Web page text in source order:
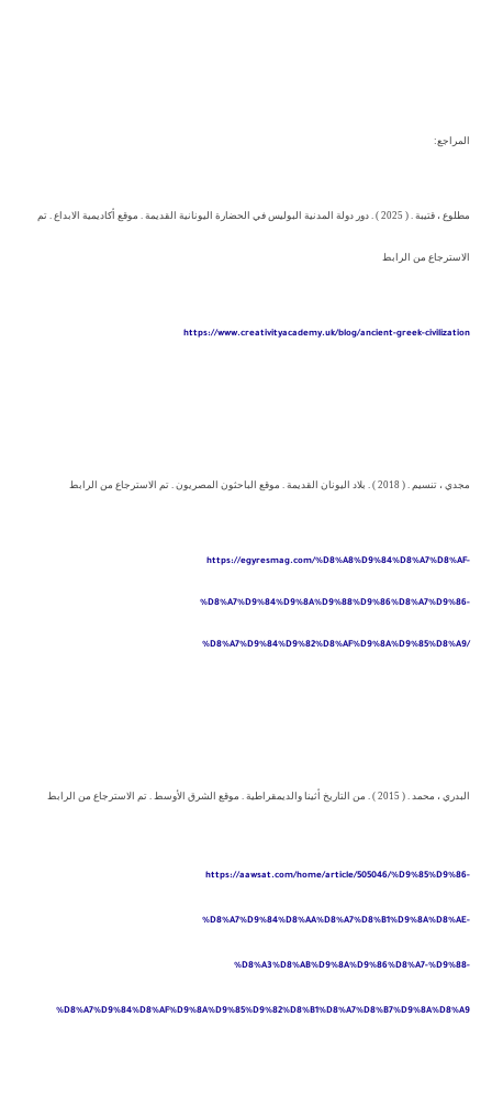
المراجع:
مطلوع ، قتيبة . ( 2025 ) . دور دولة المدنية البوليس في الحضارة اليونانية القديمة . موقع أكاديمية الابداع . تم
الاسترجاع من الرابط
https://www.creativityacademy.uk/blog/ancient-greek-civilization
مجدي ، تنسيم . ( 2018 ) . بلاد اليونان القديمة . موقع الباحثون المصريون . تم الاسترجاع من الرابط
https://egyresmag.com/%D8%A8%D9%84%D8%A7%D8%AF-
%D8%A7%D9%84%D9%8A%D9%88%D9%86%D8%A7%D9%86-
%D8%A7%D9%84%D9%82%D8%AF%D9%8A%D9%85%D8%A9/
البدري ، محمد . ( 2015 ) . من التاريخ أثينا والديمقراطية . موقع الشرق الأوسط . تم الاسترجاع من الرابط
https://aawsat.com/home/article/505046/%D9%85%D9%86-
%D8%A7%D9%84%D8%AA%D8%A7%D8%B1%D9%8A%D8%AE-
%D8%A3%D8%AB%D9%8A%D9%86%D8%A7-%D9%88-
%D8%A7%D9%84%D8%AF%D9%8A%D9%85%D9%82%D8%B1%D8%A7%D8%B7%D9%8A%D8%A9